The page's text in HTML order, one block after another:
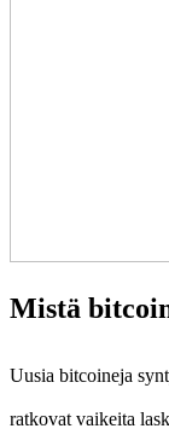
Mistä
Uusia bitcoineja
ratkovat vaikeita